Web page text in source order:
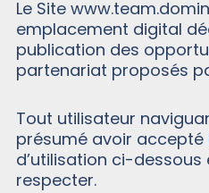
Le Site
emplacement digital
publication des
partenariat proposés
Tout utilisateur
présumé avoir accepté
d’utilisation ci-dessous
respecter.